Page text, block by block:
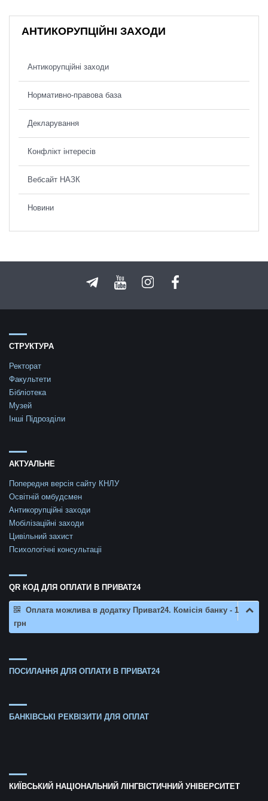
АНТИКОРУПЦІЙНІ ЗАХОДИ
Антикорупційні заходи
Нормативно-правова база
Декларування
Конфлікт інтересів
Вебсайт НАЗК
Новини
СТРУКТУРА
Ректорат
Факультети
Бібліотека
Музей
Інші Підрозділи
АКТУАЛЬНЕ
Попередня версія сайту КНЛУ
Освітній омбудсмен
Антикорупційні заходи
Мобілізаційні заходи
Цивільний захист
Психологічні консультаціі
QR КОД ДЛЯ ОПЛАТИ В ПРИВАТ24
Оплата можлива в додатку Приват24. Комісія банку - 1
грн
ПОСИЛАННЯ ДЛЯ ОПЛАТИ В ПРИВАТ24
БАНКІВСЬКІ РЕКВІЗИТИ ДЛЯ ОПЛАТ
КИЇВСЬКИЙ НАЦІОНАЛЬНИЙ ЛІНГВІСТИЧНИЙ УНІВЕРСИТЕТ